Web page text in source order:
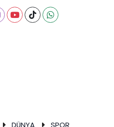
DÜNYA SPOR